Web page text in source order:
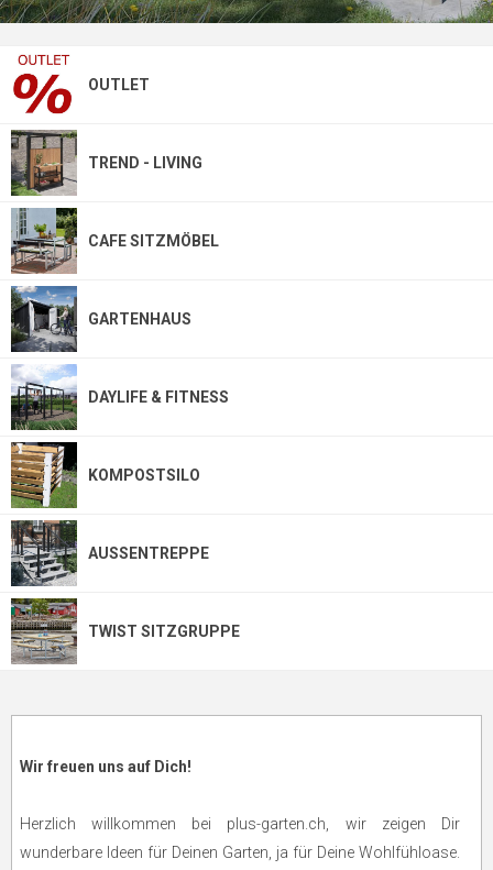
OUTLET
TREND - LIVING
CAFE SITZMÖBEL
GARTENHAUS
DAYLIFE & FITNESS
KOMPOSTSILO
AUSSENTREPPE
TWIST SITZGRUPPE
Wir freuen uns auf Dich!
Herzlich willkommen bei plus-garten.ch, wir zeigen Dir
wunderbare Ideen für Deinen Garten, ja für Deine Wohlfühloase.